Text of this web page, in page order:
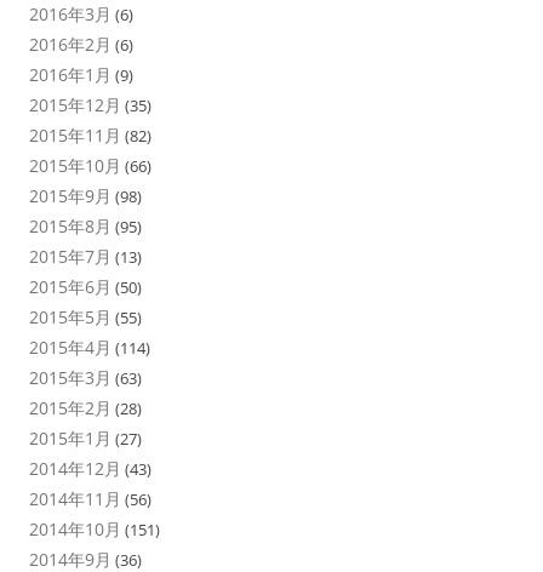
2016年3月 (6)
2016年2月 (6)
2016年1月 (9)
2015年12月 (35)
2015年11月 (82)
2015年10月 (66)
2015年9月 (98)
2015年8月 (95)
2015年7月 (13)
2015年6月 (50)
2015年5月 (55)
2015年4月 (114)
2015年3月 (63)
2015年2月 (28)
2015年1月 (27)
2014年12月 (43)
2014年11月 (56)
2014年10月 (151)
2014年9月 (36)